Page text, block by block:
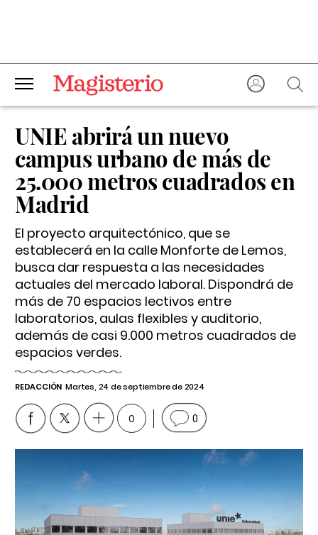
UNIE abrirá un nuevo
campus urbano de más de
25.000 metros cuadrados en
Madrid
El proyecto arquitectónico, que se
establecerá en la calle Monforte de Lemos,
busca dar respuesta a las necesidades
actuales del mercado laboral. Dispondrá de
más de 70 espacios lectivos entre
laboratorios, aulas flexibles y auditorio,
además de casi 9.000 metros cuadrados de
espacios verdes.
REDACCIÓN Martes, 24 de septiembre de 2024
0 0